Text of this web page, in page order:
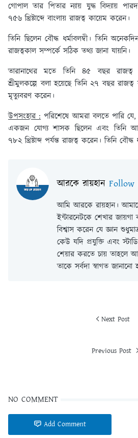
গোপাল তার পিতার ন্যায় যুদ্ধ বিদ্যায়
৭৫৬ খ্রিষ্টাব্দে বাংলায় রাজত্ব কায়েম করেন।
তিনি ছিলেন বৌদ্ধ ধর্মাবলম্বী। তিনি
রাজত্বকাল সম্পর্কে সঠিক তথ্য জানা যায়নি।
তারানাথের মতে তিনি ৪৫ বছর রাজত্ব
শ্রীমুলকল্পে বলা হয়েছে তিনি ২৭ বছর
মৃত্যুবরণ করেন।
উপসংহার :পরিশেষে আমরা বলতে পারি যে,
একজন যোগ্য শাসক ছিলেন এবং তিনি
৭৮২ খ্রিষ্টাব্দ পর্যন্ত রাজত্ব করেন। তিনি বৌদ্ধ
আরকে রায়হান Follow
আমি আরকে রায়হান।
ইন্টারনেটকে শেখার
বিশ্বাস করেন যে জ্ঞান
কেউ যদি প্রযুক্তি এবং
শেয়ার করতে চায় তাহলে
তাকে সর্বদা স্বাগত জানানো
Next Post
Previous Post
NO COMMENT
Add Comment